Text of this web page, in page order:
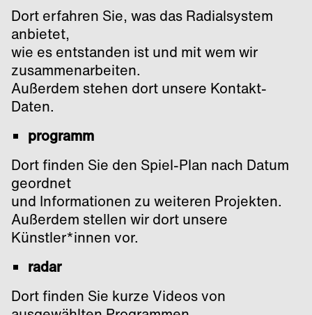
Dort erfahren Sie, was das Radialsystem
anbietet,
wie es entstanden ist und mit wem wir
zusammenarbeiten.
Außerdem stehen dort unsere Kontakt-
Daten.
programm
Dort finden Sie den Spiel-Plan nach Datum
geordnet
und Informationen zu weiteren Projekten.
Außerdem stellen wir dort unsere
Künstler*innen vor.
radar
Dort finden Sie kurze Videos von